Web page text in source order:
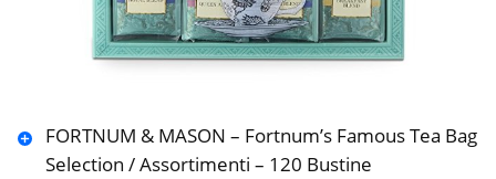
FORTNUM & MASON – Fortnum’s Famous Tea Bag
Selection / Assortimenti – 120 Bustine